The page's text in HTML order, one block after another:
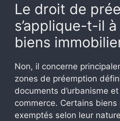
Le droit de
s’applique-t-il
biens
Non, il concerne
zones de préemption
documents d’urbanisme
commerce. Certains biens
exemptés selon leur